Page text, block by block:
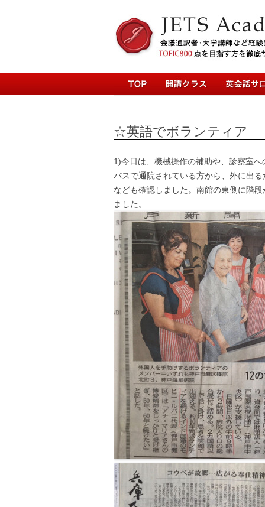
☆英語でボランティア
1)今日は、機械操作の補助や、診察室
バスで通院されている方から、外に出
なども確認しました。南館の東側に階
ました。